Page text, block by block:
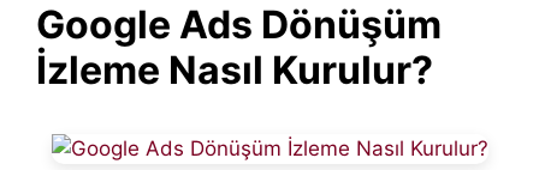
Google Ads Dönüşüm
İzleme Nasıl Kurulur?